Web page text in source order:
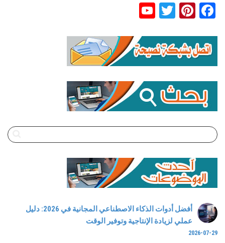
Facebook
Pinterest
Twitter
أفضل أدوات الذكاء الاصطناعي المجانية في 2026: دليل
عملي لزيادة الإنتاجية وتوفير الوقت
2026-07-29